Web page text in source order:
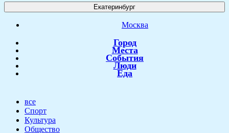
Екатеринбург
Москва
Город
Места
События
Люди
Еда
все
Спорт
Культура
Общество